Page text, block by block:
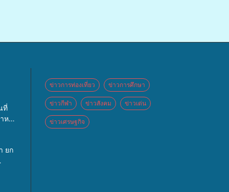
ที่
หรับ
ให้
ยก
ข่าวการท่องเที่ยว ข่าวการศึกษา
ข่าวกีฬา ข่าวสังคม ข่าวเด่น
ข่าวเศรษฐกิจ